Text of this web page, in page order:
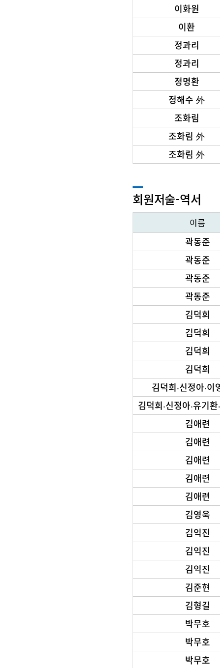
이화원
이환
정과리
정과리
정명환
정해수 外
조화림
조화림 外
조화림 外
회원저술-역서
이름
곽동준
곽동준
곽동준
곽동준
김덕희
김덕희
김덕희
김덕희
김덕희‧신정아‧이
김덕희‧신정아‧유기
김애련
김애련
김애련
김애련
김애련
김영욱
김익진
김익진
김익진
김준현
김형길
박무호
박무호
박무호